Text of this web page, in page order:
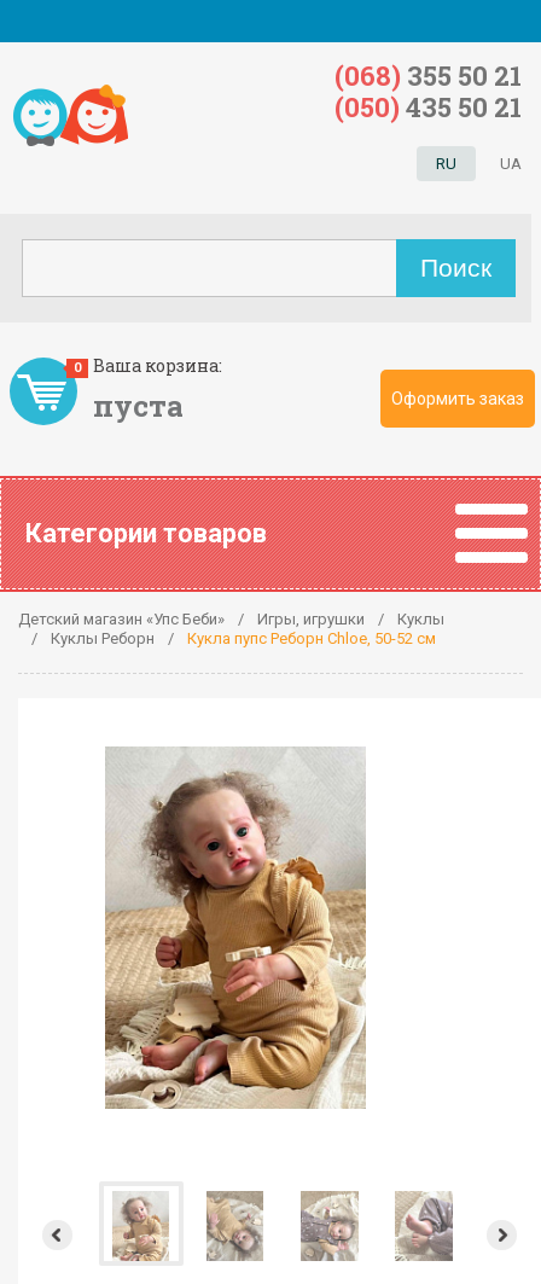
Ваша корзина:
пуста
0
Оформить заказ
RU UA
(068) 355 50 21
(050) 435 50 21
Категории товаров
Детский магазин «Упс Беби» Игры, игрушки
Куклы
Куклы Реборн
Кукла пупс Реборн Chloe, 50-52 см